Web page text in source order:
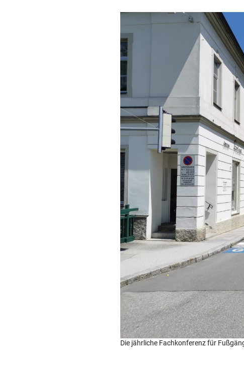
Die jährliche Fachkonferenz für